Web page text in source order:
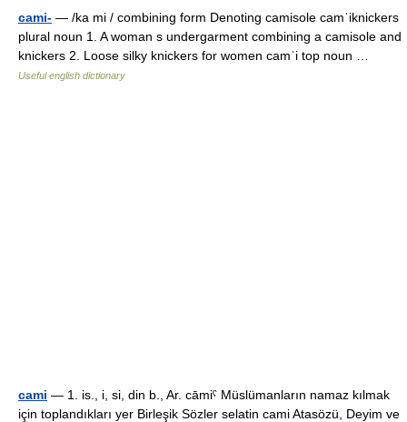
cami- — /ka mi / combining form Denoting camisole camˈiknickers
plural noun 1. A woman s undergarment combining a camisole and
knickers 2. Loose silky knickers for women camˈi top noun …
Useful english dictionary
cami — 1. is., i, si, din b., Ar. cāmiˁ Müslümanların namaz kılmak
için toplandıkları yer Birleşik Sözler selatin cami Atasözü, Deyim ve